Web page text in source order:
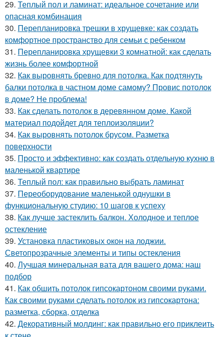
29. Теплый пол и ламинат: идеальное сочетание или
опасная комбинация
30. Перепланировка трешки в хрущевке: как создать
комфортное пространство для семьи с ребенком
31. Перепланировка хрущевки 3 комнатной: как сделать
жизнь более комфортной
32. Как выровнять бревно для потолка. Как подтянуть
балки потолка в частном доме самому? Провис потолок
в доме? Не проблема!
33. Как сделать потолок в деревянном доме. Какой
материал подойдет для теплоизоляции?
34. Как выровнять потолок брусом. Разметка
поверхности
35. Просто и эффективно: как создать отдельную кухню в
маленькой квартире
36. Теплый пол: как правильно выбрать ламинат
37. Переоборудование маленькой однушки в
функциональную студию: 10 шагов к успеху
38. Как лучше застеклить балкон. Холодное и теплое
остекление
39. Установка пластиковых окон на лоджии.
Светопрозрачные элементы и типы остекления
40. Лучшая минеральная вата для вашего дома: наш
подбор
41. Как обшить потолок гипсокартоном своими руками.
Как своими руками сделать потолок из гипсокартона:
разметка, сборка, отделка
42. Декоративный молдинг: как правильно его приклеить